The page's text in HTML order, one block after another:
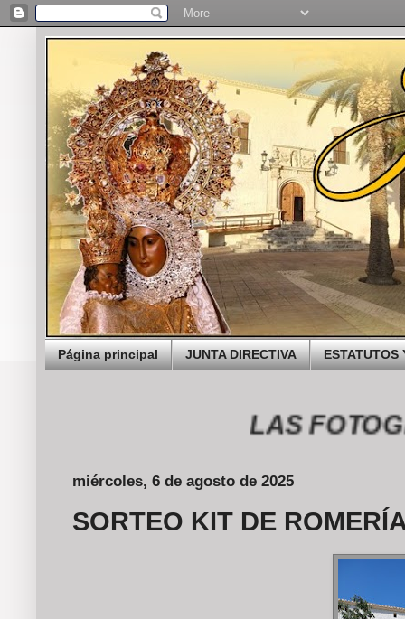
Página principal JUNTA DIRECTIVA ESTATUTOS
LAS
miércoles, 6 de agosto de 2025
SORTEO KIT DE